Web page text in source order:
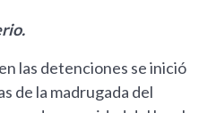
las detenciones se inició
de la madrugada del